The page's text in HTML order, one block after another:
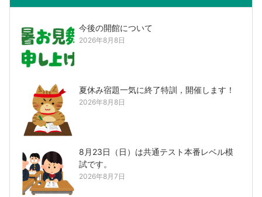
今後の開館について
2026年8月8日
夏休み宿題一気に終了特訓，開催します！
2026年8月8日
8月23日（日）は共通テスト本番レベル模
試です。
2026年8月7日